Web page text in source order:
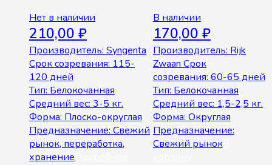
Нет в наличии
210,00 ₽
Производитель: Syngenta
Срок созревания: 115-
120 дней
Тип: Белокочанная
Средний вес: 3-5 кг.
Форма: Плоско-округлая
Предназначение: Свежий
рынок, переработка,
хранение
В наличии
170,00 ₽
Производитель: Rijk
Zwaan Срок
созревания: 60-65 дней
Тип: Белокочанная
Средний вес: 1,5-2,5 кг.
Форма: Округлая
Предназначение:
Свежий рынокВ